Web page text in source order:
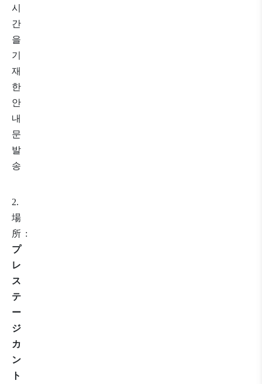
시
간
을
기
재
한
안
내
문
발
송
2.
場
所 :
プ
レ
ス
テ
ー
ジ
カ
ン
ト